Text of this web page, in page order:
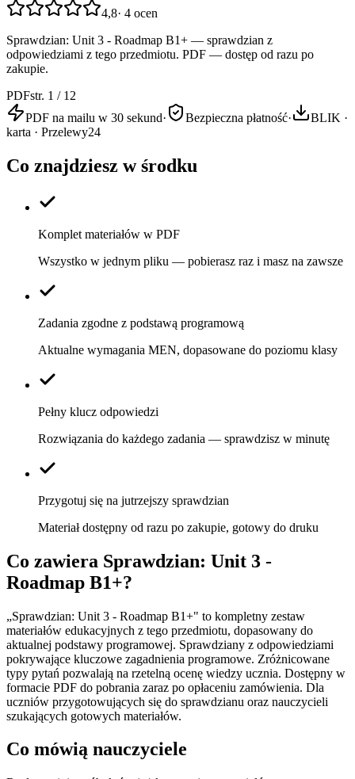
4,8· 4 ocen
Sprawdzian: Unit 3 - Roadmap B1+ — sprawdzian z
odpowiedziami z tego przedmiotu. PDF — dostęp od razu po
zakupie.
PDFstr. 1 / 12
PDF na mailu w 30 sekund· Bezpieczna płatność·
BLIK ·
karta · Przelewy24
Co znajdziesz w środku
Komplet materiałów w PDF
Wszystko w jednym pliku — pobierasz raz i masz na zawsze
Zadania zgodne z podstawą programową
Aktualne wymagania MEN, dopasowane do poziomu klasy
Pełny klucz odpowiedzi
Rozwiązania do każdego zadania — sprawdzisz w minutę
Przygotuj się na jutrzejszy sprawdzian
Materiał dostępny od razu po zakupie, gotowy do druku
Co zawiera Sprawdzian: Unit 3 -
Roadmap B1+?
„Sprawdzian: Unit 3 - Roadmap B1+" to kompletny zestaw
materiałów edukacyjnych z tego przedmiotu, dopasowany do
aktualnej podstawy programowej. Sprawdziany z odpowiedziami
pokrywające kluczowe zagadnienia programowe. Zróżnicowane
typy pytań pozwalają na rzetelną ocenę wiedzy ucznia. Dostępny w
formacie PDF do pobrania zaraz po opłaceniu zamówienia. Dla
uczniów przygotowujących się do sprawdzianu oraz nauczycieli
szukających gotowych materiałów.
Co mówią nauczyciele